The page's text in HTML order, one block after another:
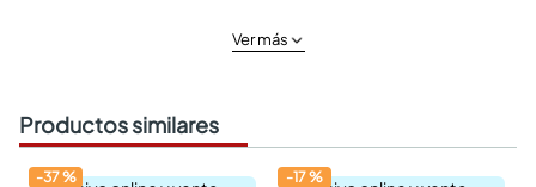
Ver más
Productos similares
-37% -17%